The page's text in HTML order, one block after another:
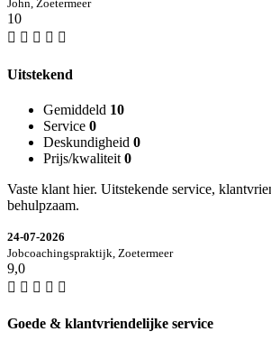
John, Zoetermeer
10
Uitstekend
Gemiddeld 10
Service 0
Deskundigheid 0
Prijs/kwaliteit 0
Vaste klant hier. Uitstekende service,
behulpzaam.
24-07-2026
Jobcoachingspraktijk, Zoetermeer
9,0
Goede & klantvriendelijke service